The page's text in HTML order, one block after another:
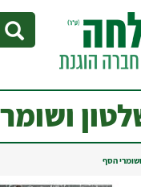
נגישות
אתר
המרכזי
הסף